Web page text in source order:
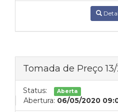
Tomada de Preço
Status: Aberta
Abertura: 06/05/2020